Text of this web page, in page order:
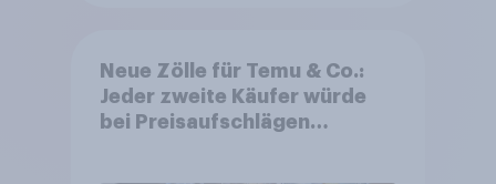
Neue Zölle für Temu & Co.:
Jeder zweite Käufer würde
bei Preisaufschlägen